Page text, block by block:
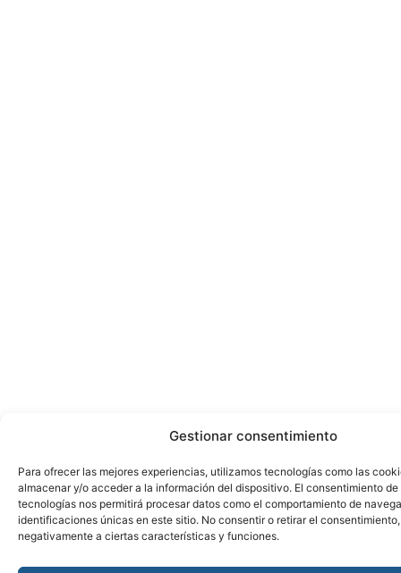
Gestionar consentimiento
Para ofrecer las mejores experiencias, utilizamos tecnologías como las
almacenar y/o acceder a la información del dispositivo. El consentimiento de
tecnologías nos permitirá procesar datos como el comportamiento de
identificaciones únicas en este sitio. No consentir o retirar el
negativamente a ciertas características y funciones.